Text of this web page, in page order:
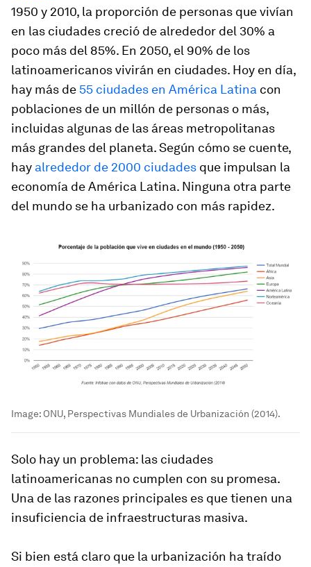
1950 y 2010, la proporción de personas que vivían
en las ciudades creció de alrededor del 30% a
poco más del 85%. En 2050, el 90% de los
latinoamericanos vivirán en ciudades. Hoy en día,
hay más de 55 ciudades en América Latina con
poblaciones de un millón de personas o más,
incluidas algunas de las áreas metropolitanas
más grandes del planeta. Según cómo se cuente,
hay alrededor de 2000 ciudades que impulsan la
economía de América Latina. Ninguna otra parte
del mundo se ha urbanizado con más rapidez.
Image: ONU, Perspectivas Mundiales de Urbanización (2014).
Solo hay un problema: las ciudades
latinoamericanas no cumplen con su promesa.
Una de las razones principales es que tienen una
insuficiencia de infraestructuras masiva.
Si bien está claro que la urbanización ha traído